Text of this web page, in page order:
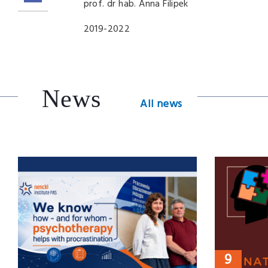
prof. dr hab. Anna Filipek
2019-2022
News All news
9